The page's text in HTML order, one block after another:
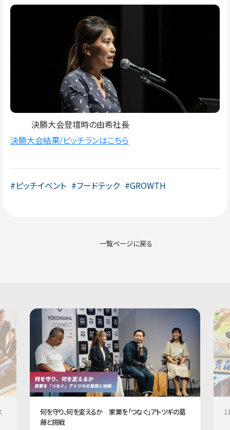
決勝大会登壇時の由希社長
決勝大会結果/ピッチランはこちら
#ピッチイベント #フードテック #GROWTH
一覧ページに戻る
何を守り、何を変えるか 家業を「つなぐ」アトツギの葛
藤と挑戦